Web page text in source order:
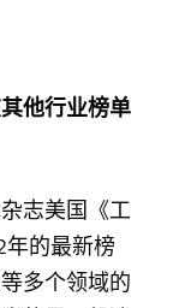
他行业榜单
志美国《工
年的最新榜
多个领域的